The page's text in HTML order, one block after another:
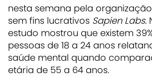
nesta semana pela
sem fins lucrativos Sapien Labs.
estudo mostrou que existem
pessoas de 18 a 24 anos
saúde mental quando
etária de 55 a 64 anos.